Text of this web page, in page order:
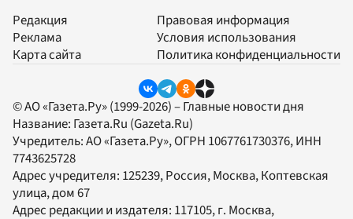
Редакция
Реклама
Карта сайта
Правовая информация
Условия использования
Политика конфиденциальности
© АО «Газета.Ру» (1999-2026) – Главные новости дня
Название: Газета.Ru (Gazeta.Ru)
Учредитель:АО «Газета.Ру», ОГРН 1067761730376, ИНН
7743625728
Адрес учредителя: 125239, Россия, Москва, Коптевская
улица, дом 67
Адрес редакции и издателя: 117105, г. Москва,